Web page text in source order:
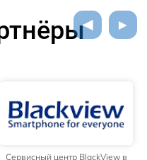
Сервисный центр BlackView в